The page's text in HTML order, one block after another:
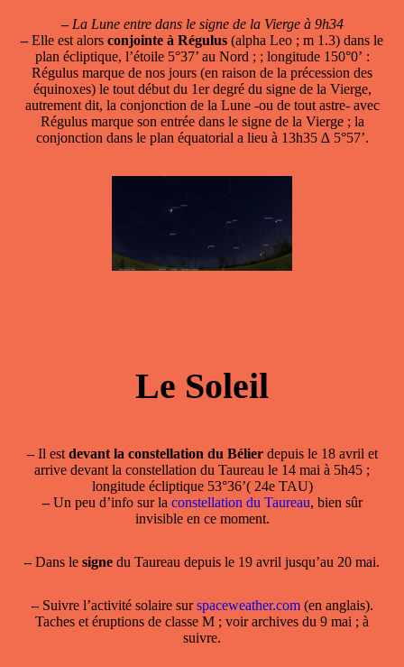
– La Lune entre dans le signe de la Vierge à 9h34
–Elle est alors conjointe à Régulus (alpha Leo ; m 1.3) dans le
plan écliptique, l’étoile 5°37’ au Nord ; ; longitude 150°0’ :
Régulus marque de nos jours (en raison de la précession des
équinoxes) le tout début du 1er degré du signe de la Vierge,
autrement dit, la conjonction de la Lune -ou de tout astre- avec
Régulus marque son entrée dans le signe de la Vierge ; la
conjonction dans le plan équatorial a lieu à 13h35 ∆ 5°57’.
Le Soleil
–Il est devant la constellation du Bélier depuis le 18 avril et
arrive devant la constellation du Taureau le 14 mai à 5h45 ;
longitude écliptique 53°36’( 24e TAU)
–Un peu d’info sur la constellation du Taureau, bien sûr
invisible en ce moment.
–Dans le signe du Taureau depuis le 19 avril jusqu’au 20 mai.
–Suivre l’activité solaire surspaceweather.com(en anglais).
Taches et éruptions de classe M ; voir archives du 9 mai ; à
suivre.